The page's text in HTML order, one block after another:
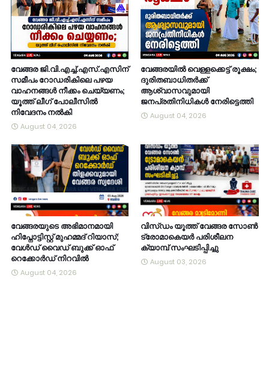
വേങ്ങര ജി.വി.എച്ച്.എസ്.എസിന്
സമീപം റോഡരികിലെ പഴയ
വാഹനങ്ങൾ നീക്കം ചെയ്യണം;
യൂത്ത് ലീഗ് പോലീസിൽ
നിവേദനം നൽകി
August 04, 2026
വേങ്ങരയിൽ വെള്ളക്കെട്ട് രൂക്ഷം;
ദുരിതബാധിതർക്ക്
ആശ്വാസവുമായി
ജനപ്രതിനിധികൾ നേരിട്ടെത്തി
August 04, 2026
വേങ്ങരയുടെ അഭിമാനമായി
ഹിപ്നോട്ടിസ്റ്റ് മുഹമ്മദ് റിയാസ്;
വേൾഡ് വൈഡ് ബുക്ക് ഓഫ്
റെക്കോർഡ് നിറവിൽ
August 04, 2026
വിസ്ഡം യൂത്ത് വേങ്ങര സോൺ
ട്രോമാകെയർ പരിശീലന
ക്യാമ്പ് സംഘടിപ്പിച്ചു
August 03, 2026